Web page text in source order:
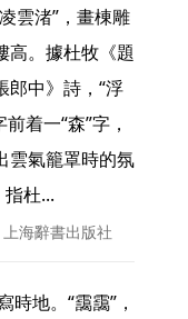
雲渚”，畫棟雕
高。據杜牧《題
郎中》詩，“浮
着一“森”字，
雲氣籠罩時的氛
杜...
海辭書出版社